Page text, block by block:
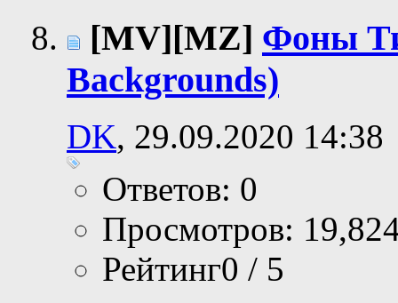
[MV][MZ] Фоны
Backgrounds)
DK, 29.09.2020 14:38
Ответов: 0
Просмотров:
Рейтинг0 / 5